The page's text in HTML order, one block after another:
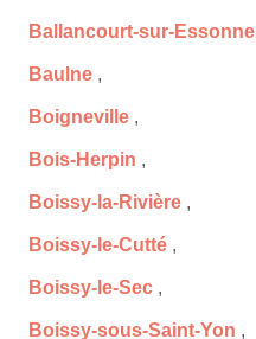
Ballancourt-sur-Essonne
Baulne ,
Boigneville ,
Bois-Herpin ,
Boissy-la-Rivière ,
Boissy-le-Cutté ,
Boissy-le-Sec ,
Boissy-sous-Saint-Yon ,